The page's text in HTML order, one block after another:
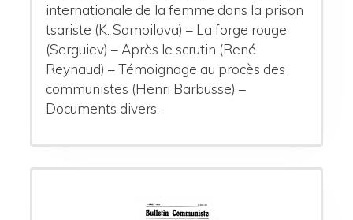
internationale de la femme dans la prison
tsariste (K. Samoilova) – La forge rouge
(Serguiev) – Après le scrutin (René
Reynaud) – Témoignage au procès des
communistes (Henri Barbusse) –
Documents divers.